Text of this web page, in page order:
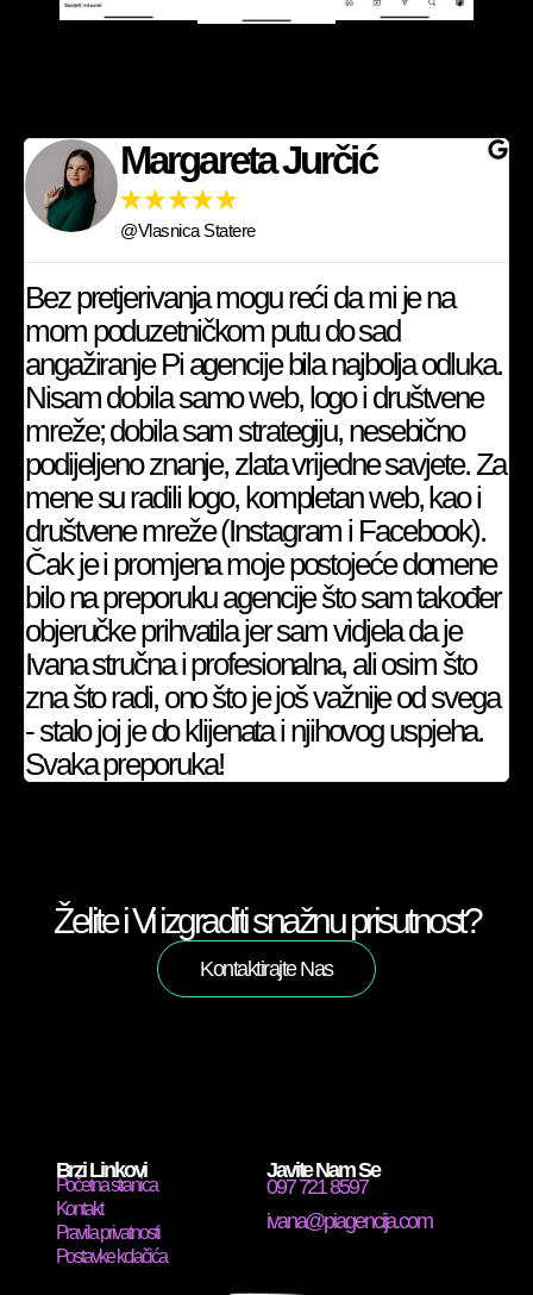
Margareta Jurčić
☆ ☆ ☆ ☆ ☆
@Vlasnica Statere
Bez pretjerivanja mogu reći da mi je na
mom poduzetničkom putu do sad
angažiranje Pi agencije bila najbolja odluka.
Nisam dobila samo web, logo i društvene
mreže; dobila sam strategiju, nesebično
podijeljeno znanje, zlata vrijedne savjete. Za
mene su radili logo, kompletan web, kao i
društvene mreže (Instagram i Facebook).
Čak je i promjena moje postojeće domene
bilo na preporuku agencije što sam također
objeručke prihvatila jer sam vidjela da je
Ivana stručna i profesionalna, ali osim što
zna što radi, ono što je još važnije od svega
- stalo joj je do klijenata i njihovog uspjeha.
Svaka preporuka!
Želite i Vi izgraditi snažnu prisutnost?
Kontaktirajte Nas
Brzi Linkovi
Početna stranica
Kontakt
Pravila privatnosti
Postavke kolačića
Javite Nam Se
097 721 8597
ivana@piagencija.com